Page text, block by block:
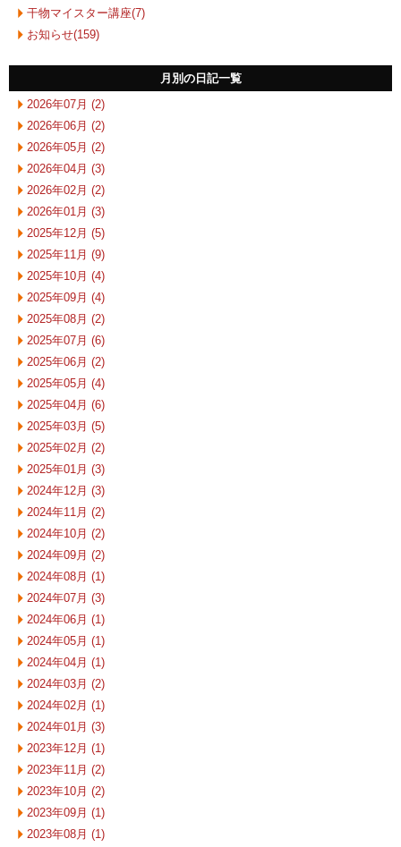
干物マイスター講座(7)
お知らせ(159)
月別の日記一覧
2026年07月 (2)
2026年06月 (2)
2026年05月 (2)
2026年04月 (3)
2026年02月 (2)
2026年01月 (3)
2025年12月 (5)
2025年11月 (9)
2025年10月 (4)
2025年09月 (4)
2025年08月 (2)
2025年07月 (6)
2025年06月 (2)
2025年05月 (4)
2025年04月 (6)
2025年03月 (5)
2025年02月 (2)
2025年01月 (3)
2024年12月 (3)
2024年11月 (2)
2024年10月 (2)
2024年09月 (2)
2024年08月 (1)
2024年07月 (3)
2024年06月 (1)
2024年05月 (1)
2024年04月 (1)
2024年03月 (2)
2024年02月 (1)
2024年01月 (3)
2023年12月 (1)
2023年11月 (2)
2023年10月 (2)
2023年09月 (1)
2023年08月 (1)